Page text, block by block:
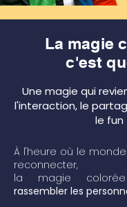
La magie
c'est
Une magie qui
l'interaction, le
le fun
À l'heure où le
reconnecter,
la magie
rassembler les